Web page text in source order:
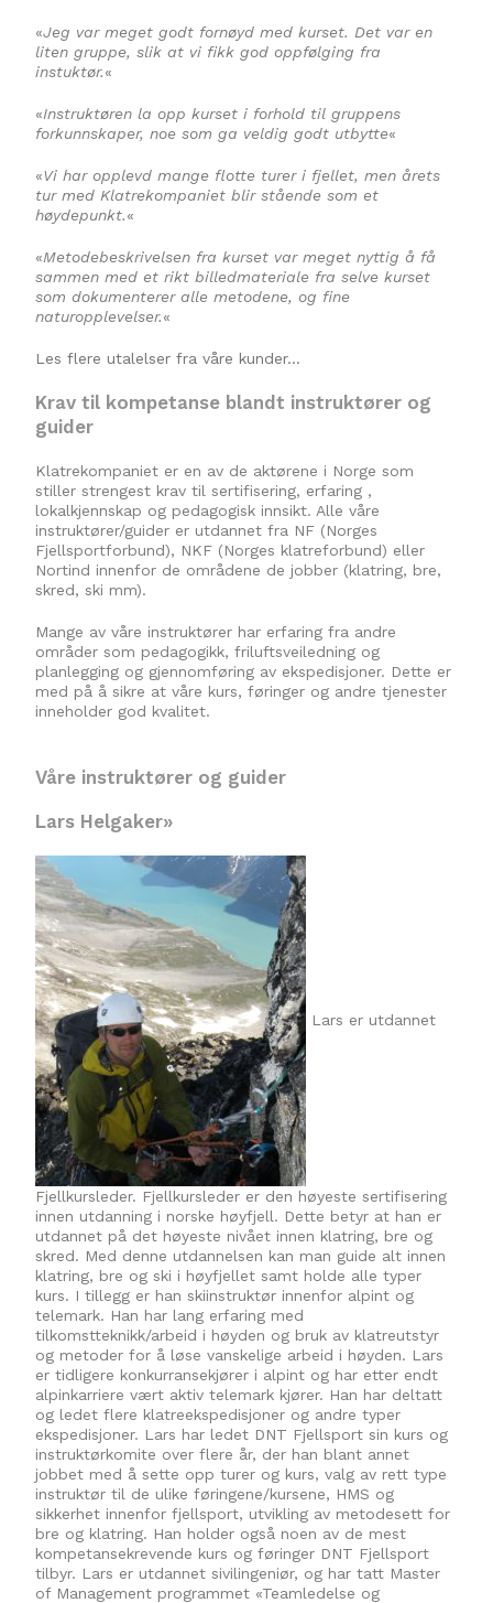
«Jeg var meget godt fornøyd med kurset. Det var en
liten gruppe, slik at vi fikk god oppfølging fra
instuktør.«
«Instruktøren la opp kurset i forhold til gruppens
forkunnskaper, noe som ga veldig godt utbytte«
«Vi har opplevd mange flotte turer i fjellet, men årets
tur med Klatrekompaniet blir stående som et
høydepunkt.«
«Metodebeskrivelsen fra kurset var meget nyttig å få
sammen med et rikt billedmateriale fra selve kurset
som dokumenterer alle metodene, og fine
naturopplevelser.«
Les flere utalelser fra våre kunder…
Krav til kompetanse blandt instruktører og
guider
Klatrekompaniet er en av de aktørene i Norge som
stiller strengest krav til sertifisering, erfaring ,
lokalkjennskap og pedagogisk innsikt. Alle våre
instruktører/guider er utdannet fra NF (Norges
Fjellsportforbund), NKF (Norges klatreforbund) eller
Nortind innenfor de områdene de jobber (klatring, bre,
skred, ski mm).
Mange av våre instruktører har erfaring fra andre
områder som pedagogikk, friluftsveiledning og
planlegging og gjennomføring av ekspedisjoner. Dette er
med på å sikre at våre kurs, føringer og andre tjenester
inneholder god kvalitet.
Våre instruktører og guider
Lars Helgaker»
Lars er utdannet
Fjellkursleder. Fjellkursleder er den høyeste sertifisering
innen utdanning i norske høyfjell. Dette betyr at han er
utdannet på det høyeste nivået innen klatring, bre og
skred. Med denne utdannelsen kan man guide alt innen
klatring, bre og ski i høyfjellet samt holde alle typer
kurs. I tillegg er han skiinstruktør innenfor alpint og
telemark. Han har lang erfaring med
tilkomstteknikk/arbeid i høyden og bruk av klatreutstyr
og metoder for å løse vanskelige arbeid i høyden. Lars
er tidligere konkurransekjører i alpint og har etter endt
alpinkarriere vært aktiv telemark kjører. Han har deltatt
og ledet flere klatreekspedisjoner og andre typer
ekspedisjoner. Lars har ledet DNT Fjellsport sin kurs og
instruktørkomite over flere år, der han blant annet
jobbet med å sette opp turer og kurs, valg av rett type
instruktør til de ulike føringene/kursene, HMS og
sikkerhet innenfor fjellsport, utvikling av metodesett for
bre og klatring. Han holder også noen av de mest
kompetansekrevende kurs og føringer DNT Fjellsport
tilbyr. Lars er utdannet sivilingeniør, og har tatt Master
of Management programmet «Teamledelse og